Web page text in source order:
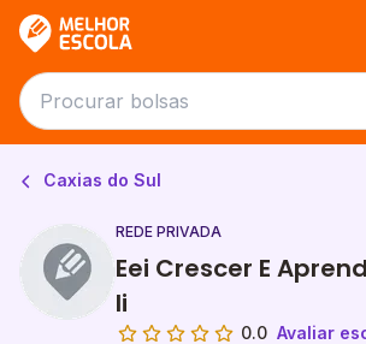
Caxias do Sul
REDE PRIVADA
Eei Crescer E
Ii
0.0 Avaliar